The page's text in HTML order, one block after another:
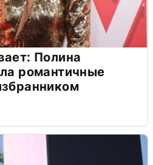
Полина
романтичные